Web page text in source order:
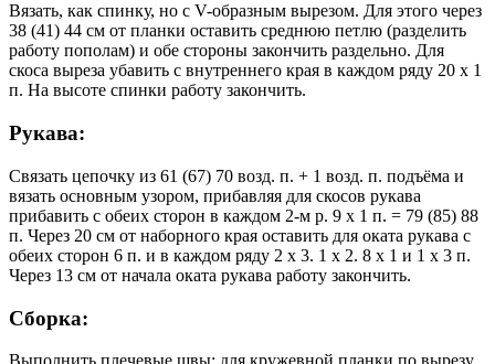
Вязать, как спинку, но с V-образным вырезом. Для этого через
38 (41) 44 см от планки оставить среднюю петлю (разделить
работу пополам) и обе стороны закончить раздельно. Для
скоса выреза убавить с внутреннего края в каждом ряду 20 х 1
п. На высоте спинки работу закончить.
Рукава:
Связать цепочку из 61 (67) 70 возд. п. + 1 возд. п. подъёма и
вязать основным узором, прибавляя для скосов рукава
прибавить с обеих сторон в каждом 2-м р. 9 х 1 п. = 79 (85) 88
п. Через 20 см от наборного края оставить для оката рукава с
обеих сторон 6 п. и в каждом ряду 2 х 3. 1 х 2. 8 х 1 и 1 х 3 п.
Через 13 см от начала оката рукава работу закончить.
Сборка: